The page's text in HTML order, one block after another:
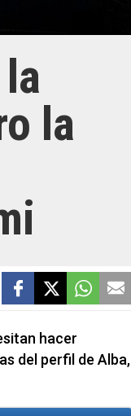
la
hacer
del perfil de Alba,